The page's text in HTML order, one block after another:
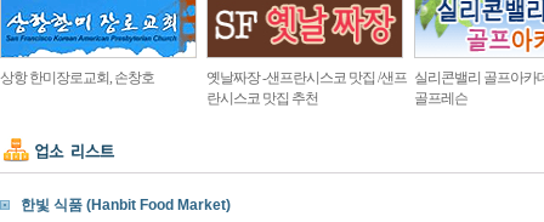
상항 한미장로교회, 손창호
옛날짜장 -샌프란시스코 맛집 /샌프
란시스코 맛집 추천
실리콘밸리 골프아카
골프레슨
한빛 식품 (Hanbit Food Market)